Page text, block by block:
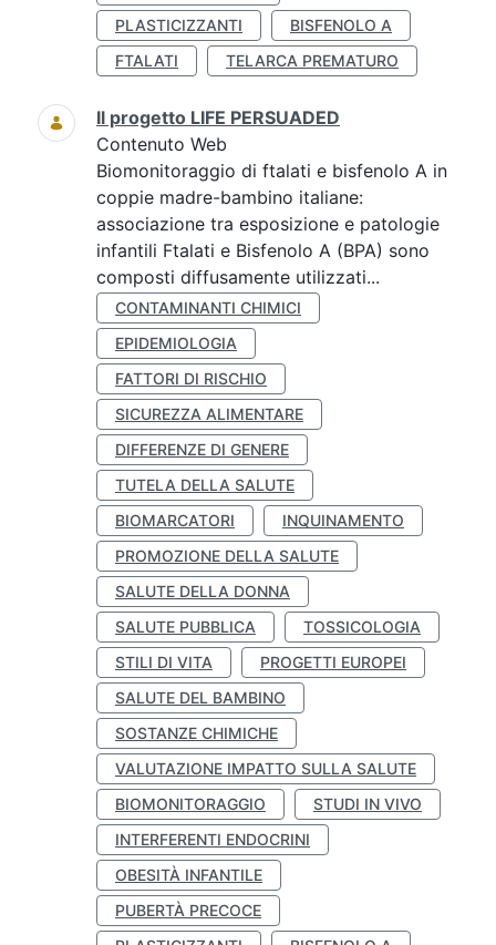
PLASTICIZZANTI
BISFENOLO A
FTALATI
TELARCA PREMATURO
Il progetto LIFE PERSUADED
Contenuto Web
Biomonitoraggio di ftalati e bisfenolo A in
coppie madre-bambino italiane:
associazione tra esposizione e patologie
infantili Ftalati e Bisfenolo A (BPA) sono
composti diffusamente utilizzati...
CONTAMINANTI CHIMICI
EPIDEMIOLOGIA
FATTORI DI RISCHIO
SICUREZZA ALIMENTARE
DIFFERENZE DI GENERE
TUTELA DELLA SALUTE
BIOMARCATORI
INQUINAMENTO
PROMOZIONE DELLA SALUTE
SALUTE DELLA DONNA
SALUTE PUBBLICA
TOSSICOLOGIA
STILI DI VITA
PROGETTI EUROPEI
SALUTE DEL BAMBINO
SOSTANZE CHIMICHE
VALUTAZIONE IMPATTO SULLA SALUTE
BIOMONITORAGGIO
STUDI IN VIVO
INTERFERENTI ENDOCRINI
OBESITÀ INFANTILE
PUBERTÀ PRECOCE